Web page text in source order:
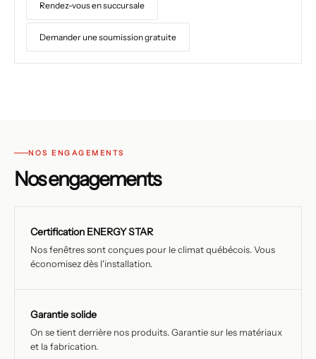
Rendez-vous en succursale
Demander une soumission gratuite
NOS ENGAGEMENTS
Nos engagements
Certification ENERGY STAR
Nos fenêtres sont conçues pour le climat québécois. Vous
économisez dès l'installation.
Garantie solide
On se tient derrière nos produits. Garantie sur les matériaux
et la fabrication.